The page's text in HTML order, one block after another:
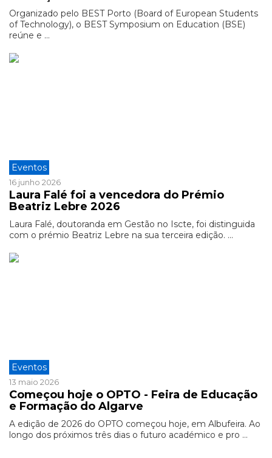
Organizado pelo BEST Porto (Board of European Students
of Technology), o BEST Symposium on Education (BSE)
reúne e ...
Eventos
16 junho 2026
Laura Falé foi a vencedora do Prémio
Beatriz Lebre 2026
Laura Falé, doutoranda em Gestão no Iscte, foi distinguida
com o prémio Beatriz Lebre na sua terceira edição. ...
Eventos
13 maio 2026
Começou hoje o OPTO - Feira de Educação
e Formação do Algarve
A edição de 2026 do OPTO começou hoje, em Albufeira. Ao
longo dos próximos três dias o futuro académico e pro ...